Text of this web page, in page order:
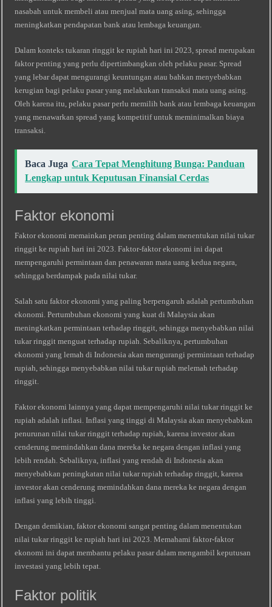
nasabah untuk membeli atau menjual mata uang asing, sehingga
meningkatkan pendapatan bank atau lembaga keuangan.
Dalam konteks tukaran ringgit ke rupiah hari ini 2023, spread merupakan
faktor penting yang perlu dipertimbangkan oleh pelaku pasar. Spread
yang lebar dapat mengurangi keuntungan atau bahkan menyebabkan
kerugian bagi pelaku pasar yang melakukan transaksi mata uang asing.
Oleh karena itu, pelaku pasar perlu memilih bank atau lembaga keuangan
yang menawarkan spread yang kompetitif untuk meminimalkan biaya
transaksi.
Baca Juga Cara Tepat Menghitung Bunga: Panduan
Lengkap untuk Keputusan Finansial Cerdas
Faktor ekonomi
Faktor ekonomi memainkan peran penting dalam menentukan nilai tukar
ringgit ke rupiah hari ini 2023. Faktor-faktor ekonomi ini dapat
mempengaruhi permintaan dan penawaran mata uang kedua negara,
sehingga berdampak pada nilai tukar.
Salah satu faktor ekonomi yang paling berpengaruh adalah pertumbuhan
ekonomi. Pertumbuhan ekonomi yang kuat di Malaysia akan
meningkatkan permintaan terhadap ringgit, sehingga menyebabkan nilai
tukar ringgit menguat terhadap rupiah. Sebaliknya, pertumbuhan
ekonomi yang lemah di Indonesia akan mengurangi permintaan terhadap
rupiah, sehingga menyebabkan nilai tukar rupiah melemah terhadap
ringgit.
Faktor ekonomi lainnya yang dapat mempengaruhi nilai tukar ringgit ke
rupiah adalah inflasi. Inflasi yang tinggi di Malaysia akan menyebabkan
penurunan nilai tukar ringgit terhadap rupiah, karena investor akan
cenderung memindahkan dana mereka ke negara dengan inflasi yang
lebih rendah. Sebaliknya, inflasi yang rendah di Indonesia akan
menyebabkan peningkatan nilai tukar rupiah terhadap ringgit, karena
investor akan cenderung memindahkan dana mereka ke negara dengan
inflasi yang lebih tinggi.
Dengan demikian, faktor ekonomi sangat penting dalam menentukan
nilai tukar ringgit ke rupiah hari ini 2023. Memahami faktor-faktor
ekonomi ini dapat membantu pelaku pasar dalam mengambil keputusan
investasi yang lebih tepat.
Faktor politik